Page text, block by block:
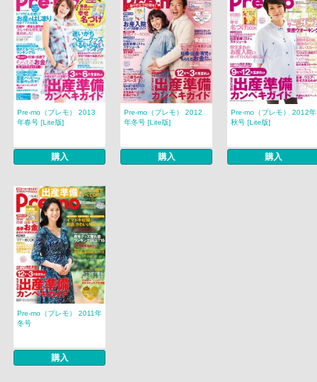
Pre-mo（プレモ） 2013
年春号 [Lite版]
購入
Pre-mo（プレモ） 2012
年冬号 [Lite版]
購入
Pre-mo（プレモ） 2012年
秋号 [Lite版]
購入
Pre-mo（プレモ） 2011年
冬号
購入